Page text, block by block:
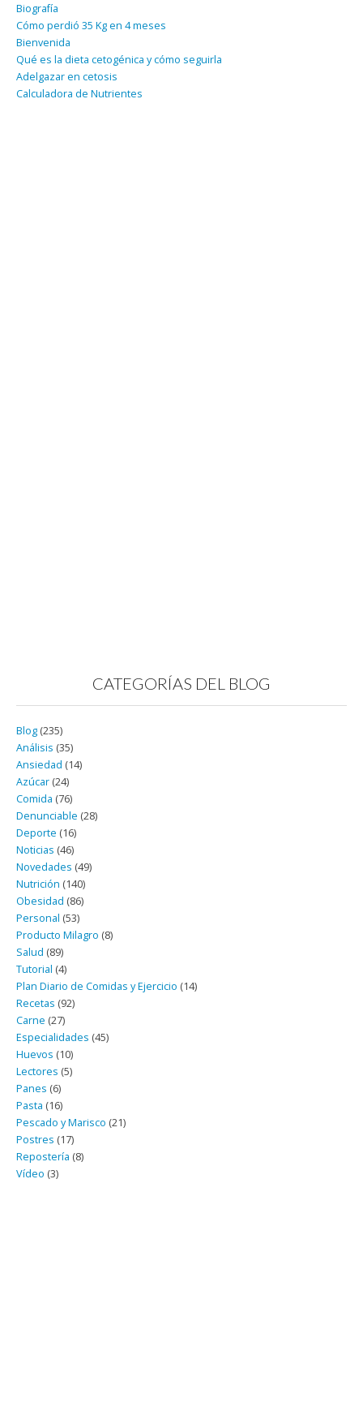
Biografía
Cómo perdió 35 Kg en 4 meses
Bienvenida
Qué es la dieta cetogénica y cómo seguirla
Adelgazar en cetosis
Calculadora de Nutrientes
CATEGORÍAS DEL BLOG
Blog (235)
Análisis (35)
Ansiedad (14)
Azúcar (24)
Comida (76)
Denunciable (28)
Deporte (16)
Noticias (46)
Novedades (49)
Nutrición (140)
Obesidad (86)
Personal (53)
Producto Milagro (8)
Salud (89)
Tutorial (4)
Plan Diario de Comidas y Ejercicio (14)
Recetas (92)
Carne (27)
Especialidades (45)
Huevos (10)
Lectores (5)
Panes (6)
Pasta (16)
Pescado y Marisco (21)
Postres (17)
Repostería (8)
Vídeo (3)